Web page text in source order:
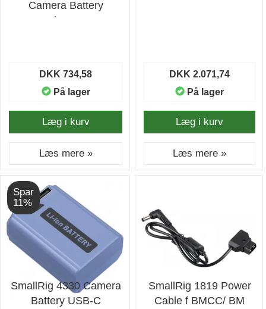
Camera Battery
Charger
DKK 734,58
På lager
Læg i kurv
Læs mere »
DKK 2.071,74
På lager
Læg i kurv
Læs mere »
Spar
11%
SmallRig 4330 Camera
Battery USB-C
SmallRig 1819 Power
Cable f BMCC/ BM